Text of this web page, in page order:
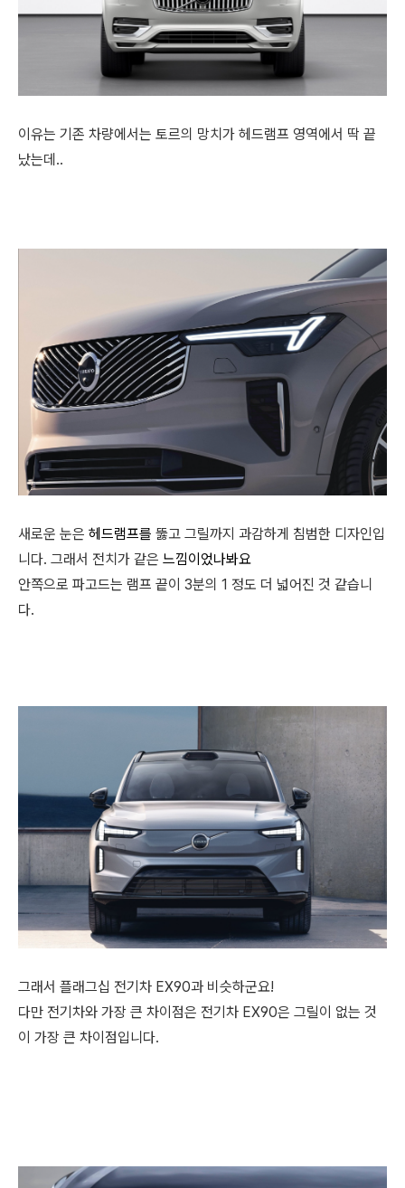
이유는 기존 차량에서는 토르의 망치가 헤드램프 영역에서 딱 끝
났는데..
새로운 눈은 헤드램프를 뚫고 그릴까지 과감하게 침범한 디자인입
니다. 그래서 전치가 같은 느낌이었나봐요
안쪽으로 파고드는 램프 끝이 3분의 1 정도 더 넓어진 것 같습니
다.
그래서 플래그십 전기차 EX90과 비슷하군요!
다만 전기차와 가장 큰 차이점은 전기차 EX90은 그릴이 없는 것
이 가장 큰 차이점입니다.